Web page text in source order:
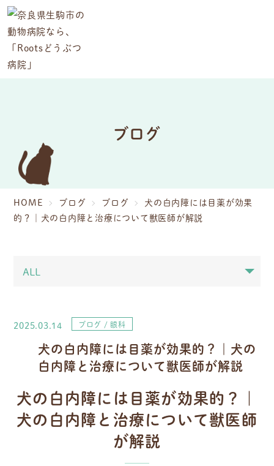
ブログ
HOME ブログ ブログ
犬の白内障には目薬が効果
的？｜犬の白内障と治療について獣医師が解説
2025.03.14 ブログ 眼科
犬の白内障には目薬が効果的？｜犬の
白内障と治療について獣医師が解説
犬の白内障には目薬が効果的？｜
犬の白内障と治療について獣医師
が解説